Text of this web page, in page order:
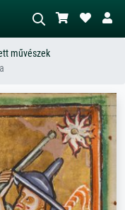
a jelenetet – pl. zöld rét, sok
sötét olajkép, álló akt
egy fa mellett.
művészek